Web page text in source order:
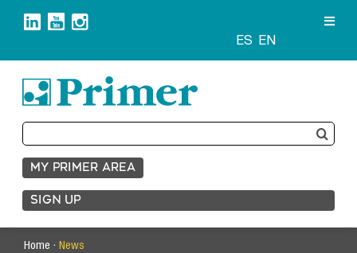
ES EN
Search
for:
MY PRIMER AREA
SIGN UP
Home · News